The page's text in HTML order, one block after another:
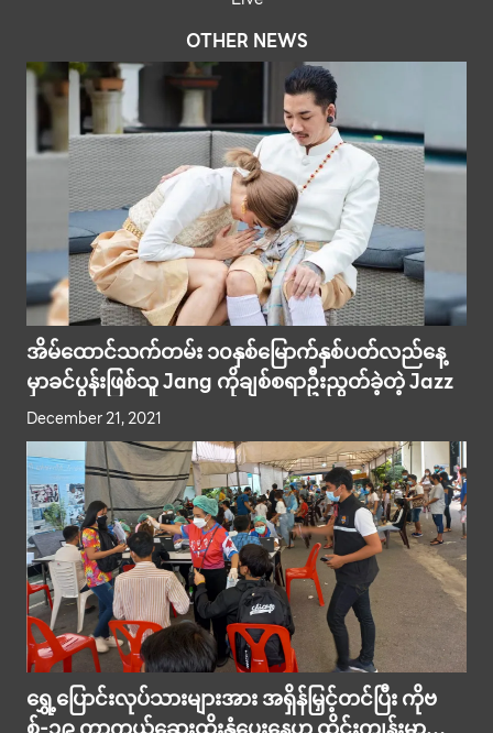
OTHER NEWS
အိမ်ထောင်သက်တမ်း ၁၀နှစ်မြောက်နှစ်ပတ်လည်နေ့
မှာခင်ပွန်းဖြစ်သူ Jang ကိုချစ်စရာဦးညွတ်ခဲ့တဲ့ Jazz
December 21, 2021
ရွှေ့ပြောင်းလုပ်သားများအား အရှိန်မြှင့်တင်ပြီး ကိုဗ